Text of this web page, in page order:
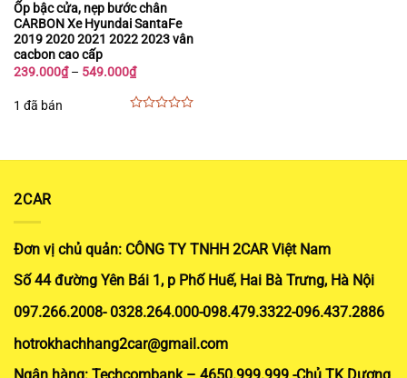
Ốp bậc cửa, nẹp bước chân
CARBON Xe Hyundai SantaFe
2019 2020 2021 2022 2023 vân
cacbon cao cấp
239.000₫ – 549.000₫Khoảng
giá:
từ
239.000₫
1 đã bán
5
2CAR
Đơn vị chủ quản: CÔNG TY TNHH 2CAR Việt Nam
Số 44 đường Yên Bái 1, p Phố Huế, Hai Bà Trưng, Hà Nội
097.266.2008- 0328.264.000-098.479.3322-096.437.2886
hotrokhachhang2car@gmail.com